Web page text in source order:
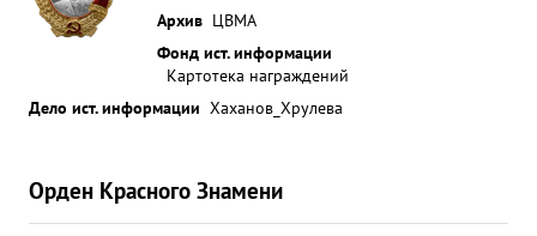
Архив ЦВМА
Фонд ист. информации
Картотека награждений
Дело ист. информации Хаханов_Хрулева
Орден Красного Знамени